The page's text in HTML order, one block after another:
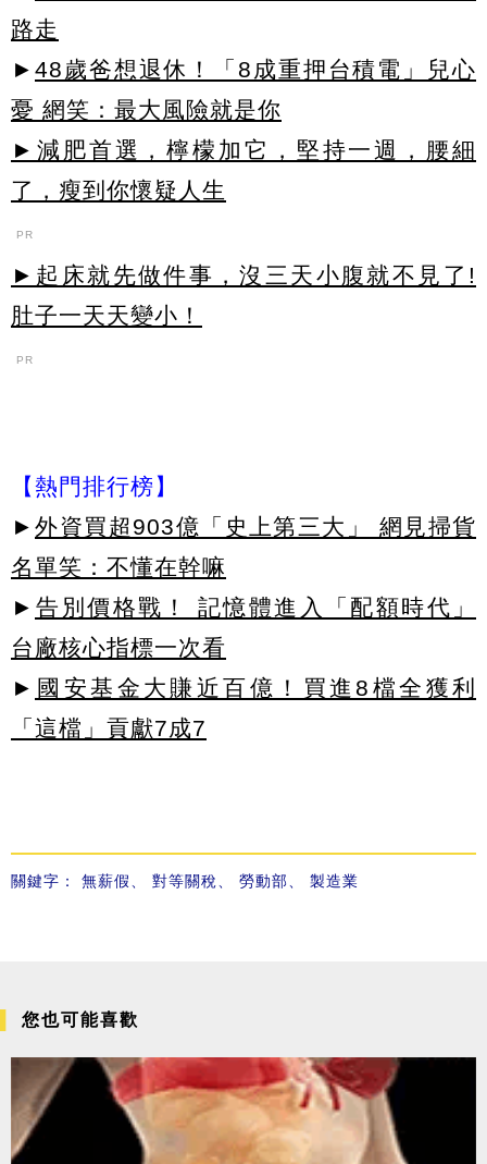
路走
► 48歲爸想退休！「8成重押台積電」兒心
憂 網笑：最大風險就是你
►減肥首選，檸檬加它，堅持一週，腰細
了，瘦到你懷疑人生
PR
►起床就先做件事，沒三天小腹就不見了!
肚子一天天變小！
PR
【熱門排行榜】
► 外資買超903億「史上第三大」 網見掃貨
名單笑：不懂在幹嘛
► 告別價格戰！ 記憶體進入「配額時代」
台廠核心指標一次看
► 國安基金大賺近百億！買進8檔全獲利
「這檔」貢獻7成7
關鍵字： 無薪假 對等關稅 勞動部 製造業
您也可能喜歡